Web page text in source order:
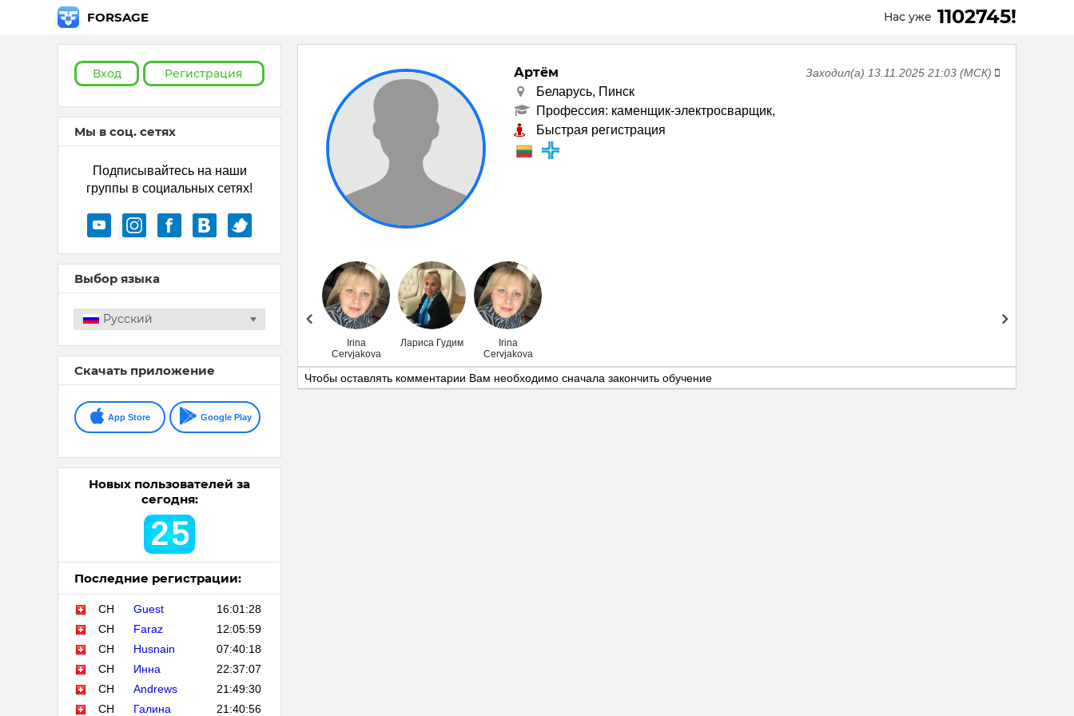
FORSAGE Нас уже 1102745!
Вход Регистрация
Мы в соц. сетях
Подписывайтесь на наши
группы в социальных сетях!
Выбор языка
Русский
Скачать приложение
App Store Google Play
Новых пользователей за
сегодня:
25
Последние регистрации:
CH Guest
16:01:28
CH
Faraz
12:05:59
CH
Husnain
07:40:18
CH
Инна
22:37:07
CH
Andrews
21:49:30
CH
Галина 21:40:56
Заходил(а) 13.11.2025 21:03 (МСК)
Артём
Беларусь, Пинск
Профессия: каменщик-электросварщик,
Быстрая регистрация
Лариса Гудим
Irina
Cervjakova
Лариса Гудим
Irina
Cervjakova
Чтобы оставлять комментарии Вам необходимо сначала закончить обучение